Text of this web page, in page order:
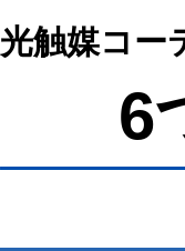
光触媒コー
6